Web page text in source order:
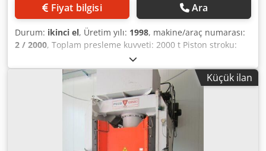
Fiyat bilgisi Ara
Durum: ikinci el, Üretim yılı: 1998, makine/araç numarası:
2 / 2000, Toplam presleme kuvveti: 2000 t Piston stroku:
900 mm Piston ayarı: 800 mm Montaj yüksekliği (strok
aşağıda, ayar yukarıda): 1800 mm Ayaklıklar arasındaki
mesafe (sol-sağ): 5040 mm Yağ toplama haznesi arasındaki
mesafe: 4840 mm Yan geçiş: 2600 x 2400 mm Masa
üzerinde sabitleme alanı (yaklaşık): 5000 x 2700 mm Piston
üzerinde sabitleme alanı (yaklaşık): 5000 x 2700 mm Masa
üzerinde çekme yastığı kuvveti: 400 t Çekme yastığı stroku:
350 mm Çekme yastığı alanı: 4200 x 2100 mm Piston çekme
Küçük ilan